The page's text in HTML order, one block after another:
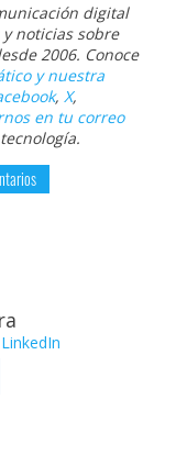
digital
noticias sobre
2006. Conoce
y nuestra
, X,
en tu correo
LinkedIn